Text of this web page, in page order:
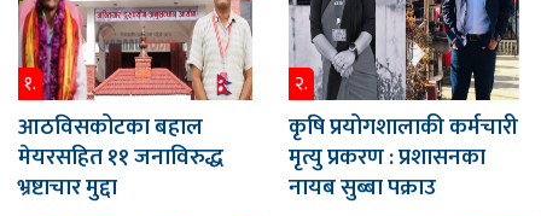
१.
आठविसकोटका बहाल
मेयरसहित ११ जनाविरुद्ध
भ्रष्टाचार मुद्दा
२.
कृषि प्रयोगशालाकी कर्मचारी
मृत्यु प्रकरण : प्रशासनका
नायब सुब्बा पक्राउ